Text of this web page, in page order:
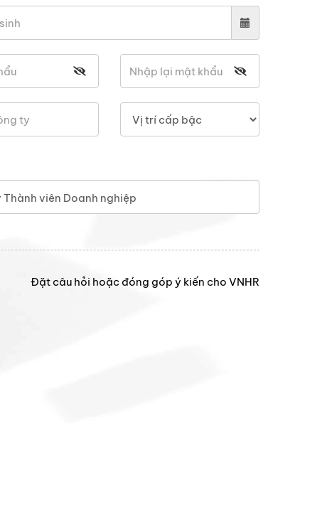
viên Doanh nghiệp
Đặt câu hỏi hoặc đóng góp ý kiến cho VNHR